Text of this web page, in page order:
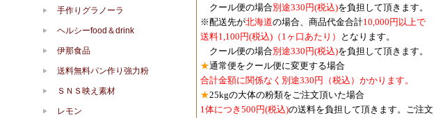
クール便の場合別途330円(税込)を負担して頂きます。
※配送先が北海道の場合、商品代金合計10,000円以上で
送料1,100円(税込) （1ヶ口あたり）
となります。
クール便の場合別途330円(税込)を負担して頂きます。
★通常便をクール便に変更する場合
合計金額に関係なく別途330円（税込）かかります。
★25kgの大体の粉類をご注文頂いた場合
1体につき500円(税込)の送料を負担して頂きます。ご注文
手作りグラノーラ
ヘルシーfood＆drink
伊那食品
送料無料パン作り強力粉
ＳＮＳ映え素材
レモン